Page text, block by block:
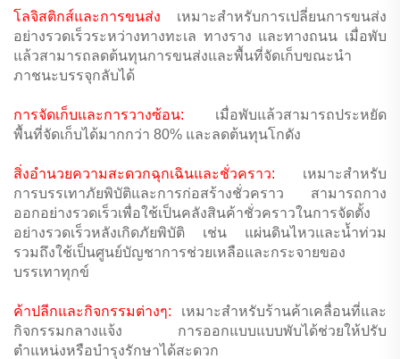
โลจิสติกส์และการขนส่ง เหมาะสำหรับการเปลี่ยนการขนส่ง
อย่างรวดเร็วระหว่างทางทะเล ทางราง และทางถนน เมื่อพับ
แล้วสามารถลดต้นทุนการขนส่งและพื้นที่จัดเก็บขณะนำ
ภาชนะบรรจุกลับได้
การจัดเก็บและการวางซ้อน: เมื่อพับแล้วสามารถประหยัด
พื้นที่จัดเก็บได้มากกว่า 80% และลดต้นทุนโกดัง
สิ่งอำนวยความสะดวกฉุกเฉินและชั่วคราว: เหมาะสำหรับ
การบรรเทาภัยพิบัติและการก่อสร้างชั่วคราว สามารถกาง
ออกอย่างรวดเร็วเพื่อใช้เป็นคลังสินค้าชั่วคราวในการจัดตั้ง
อย่างรวดเร็วหลังเกิดภัยพิบัติ เช่น แผ่นดินไหวและน้ำท่วม
รวมถึงใช้เป็นศูนย์บัญชาการช่วยเหลือและกระจายของ
บรรเทาทุกข์
ค้าปลีกและกิจกรรมต่างๆ: เหมาะสำหรับร้านค้าเคลื่อนที่และ
กิจกรรมกลางแจ้ง การออกแบบแบบพับได้ช่วยให้ปรับ
ตำแหน่งหรือบำรุงรักษาได้สะดวก